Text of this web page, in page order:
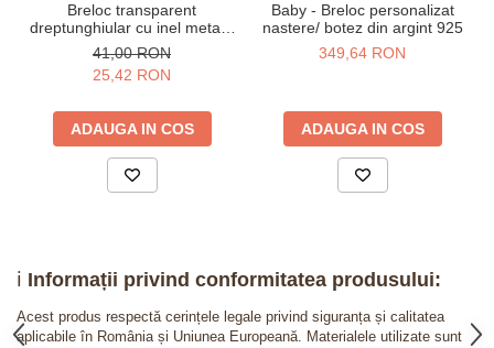
Breloc transparent
dreptunghiular cu inel metalic
– se deschide si poti pune
fotografie inauntru
41,00 RON
25,42 RON
ADAUGA IN COS
Baby - Breloc personalizat
nastere/ botez din argint 925
349,64 RON
ADAUGA IN COS
ℹ️ Informații privind conformitatea produsului:
Acest produs respectă cerințele legale privind siguranța și calitatea
aplicabile în România și Uniunea Europeană. Materialele utilizate sunt